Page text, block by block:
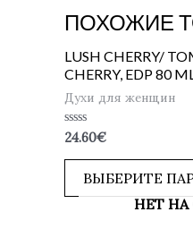
ПОХОЖИЕ
LUSH CHERRY/
CHERRY, EDP 80 ML.
Духи для женщин
Оценка
из
24.60€
ВЫБЕРИТЕ
НЕТ НА